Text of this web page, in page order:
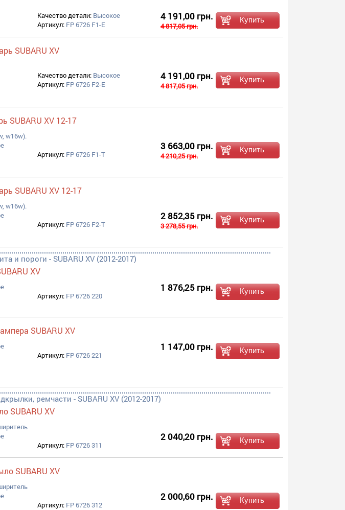
Качество детали: Высокое
Артикул: FP 6726 F1-E
4 191,00 грн.
4 817,05 грн.
SUBARU XV
Качество детали: Высокое
Артикул: FP 6726 F2-E
4 191,00 грн.
4 817,05 грн.
SUBARU XV 12-17
w16w).
Артикул: FP 6726 F1-T
3 663,00 грн.
4 210,25 грн.
SUBARU XV 12-17
w16w).
Артикул: FP 6726 F2-T
2 852,35 грн.
3 278,55 грн.
и пороги - SUBARU XV (2012-2017)
XV
Артикул: FP 6726 220
1 876,25 грн.
SUBARU XV
Артикул: FP 6726 221
1 147,00 грн.
ремчасти - SUBARU XV (2012-2017)
SUBARU XV
Артикул: FP 6726 311
2 040,20 грн.
SUBARU XV
Артикул: FP 6726 312
2 000,60 грн.